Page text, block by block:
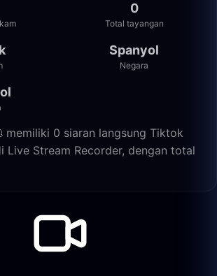
0
Total tayangan
Spanyol
Negara
memiliki 0 siaran langsung Tiktok
Live Stream Recorder, dengan total